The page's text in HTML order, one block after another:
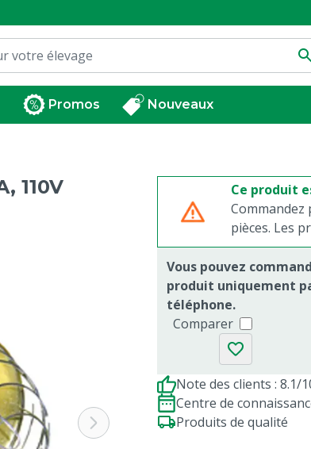
Promos Nouveaux
110V
Ce produit
Commandez
pièces. Les
Vous pouvez
produit uniquement
téléphone.
Comparer
Note des clients : 8.1/
Centre de
Produits de qualité